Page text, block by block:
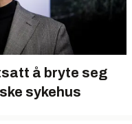
å bryte seg
sykehus